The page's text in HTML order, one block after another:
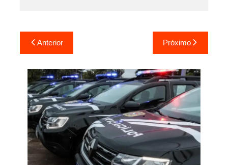
Navegação
de
Post
Anterior Próximo